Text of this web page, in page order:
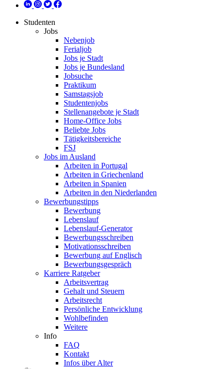
Studenten
Jobs
Nebenjob
Ferialjob
Jobs je Stadt
Jobs je Bundesland
Jobsuche
Praktikum
Samstagsjob
Studentenjobs
Stellenangebote je Stadt
Home-Office Jobs
Beliebte Jobs
Tätigkeitsbereiche
FSJ
Jobs im Ausland
Arbeiten in Portugal
Arbeiten in Griechenland
Arbeiten in Spanien
Arbeiten in den Niederlanden
Bewerbungstipps
Bewerbung
Lebenslauf
Lebenslauf-Generator
Bewerbungsschreiben
Motivationsschreiben
Bewerbung auf Englisch
Bewerbungsgespräch
Karriere Ratgeber
Arbeitsvertrag
Gehalt und Steuern
Arbeitsrecht
Persönliche Entwicklung
Wohlbefinden
Weitere
Info
FAQ
Kontakt
Infos über Alter